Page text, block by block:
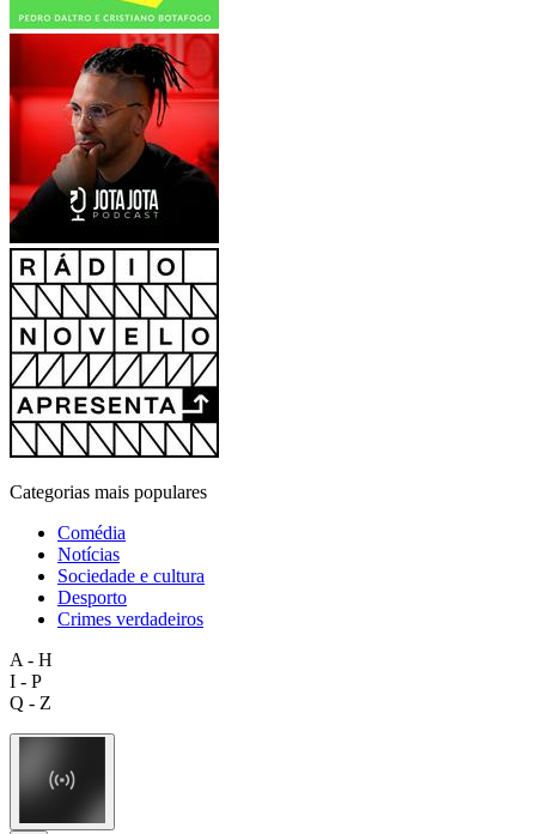
Categorias mais populares
Comédia
Notícias
Sociedade e cultura
Desporto
Crimes verdadeiros
A - H
I - P
Q - Z